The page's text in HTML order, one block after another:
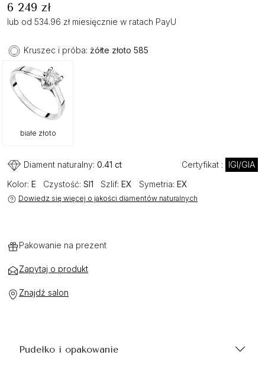
6 249 zł
lub od 534.96 zł miesięcznie w ratach PayU
Kruszec i próba: żółte złoto 585
białe złoto
Diament naturalny: 0.41 ct Certyfikat :
IGI/GIA
Kolor: E Czystość: SI1 Szlif: EX Symetria: EX
Dowiedz się więcej o jakości diamentów naturalnych
Pakowanie na prezent
Zapytaj o produkt
Znajdź salon
Pudełko i opakowanie